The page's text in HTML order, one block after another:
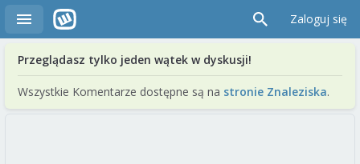
Zaloguj się
Przeglądasz tylko jeden wątek w dyskusji!
Wszystkie Komentarze dostępne są na stronie Znaleziska.